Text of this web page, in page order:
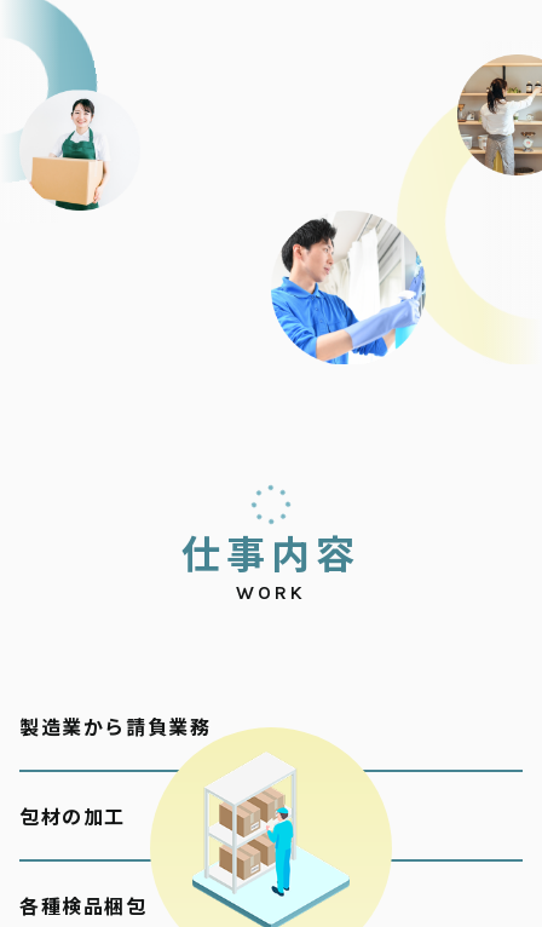
仕事内容
WORK
製造業から請負業務
包材の加工
各種検品梱包